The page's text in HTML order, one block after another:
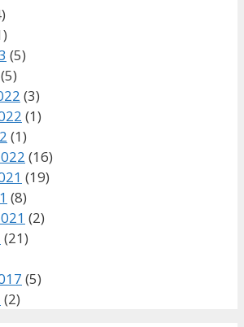
(5)
(5)
(3)
(1)
(1)
(16)
(19)
(8)
(2)
(21)
(5)
(2)